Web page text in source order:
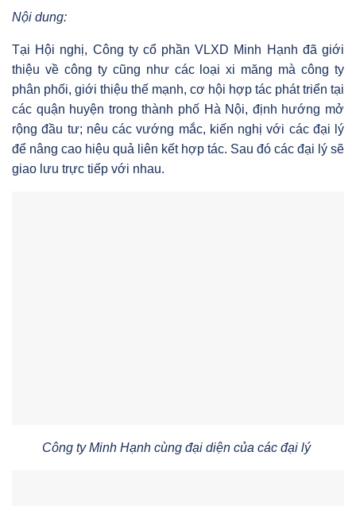
Nội dung:
Tại Hội nghị, Công ty cổ phần VLXD Minh Hạnh đã giới
thiệu về công ty cũng như các loại xi măng mà công ty
phân phối, giới thiệu thế mạnh, cơ hội hợp tác phát triển tại
các quận huyện trong thành phố Hà Nội, định hướng mở
rộng đầu tư; nêu các vướng mắc, kiến nghị với các đại lý
để nâng cao hiệu quả liên kết hợp tác. Sau đó các đại lý sẽ
giao lưu trực tiếp với nhau.
Công ty Minh Hạnh cùng đại diện của các đại lý